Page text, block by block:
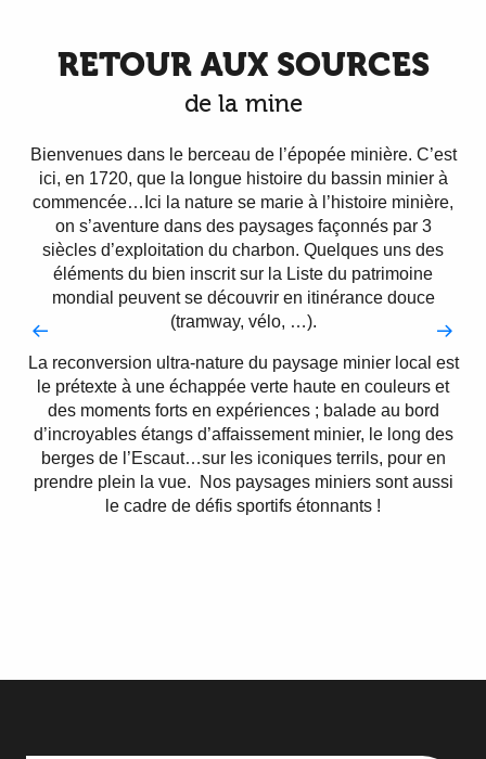
RETOUR AUX SOURCES
de la mine
Bienvenues dans le berceau de l’épopée minière. C’est
ici, en 1720, que la longue histoire du bassin minier à
commencée…Ici la nature se marie à l’histoire minière,
on s’aventure dans des paysages façonnés par 3
siècles d’exploitation du charbon. Quelques uns des
éléments du bien inscrit sur la Liste du patrimoine
mondial peuvent se découvrir en itinérance douce
(tramway, vélo, …).
La reconversion ultra-nature du paysage minier local est
le prétexte à une échappée verte haute en couleurs et
des moments forts en expériences ; balade au bord
d’incroyables étangs d’affaissement minier, le long des
berges de l’Escaut…sur les iconiques terrils, pour en
prendre plein la vue. Nos paysages miniers sont aussi
le cadre de défis sportifs étonnants !